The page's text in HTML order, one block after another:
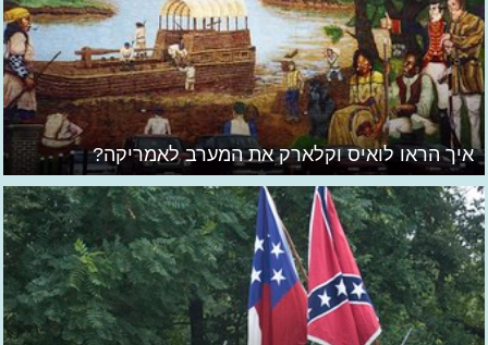
איך הראו לואיס וקלארק את המערב לאמריקה?